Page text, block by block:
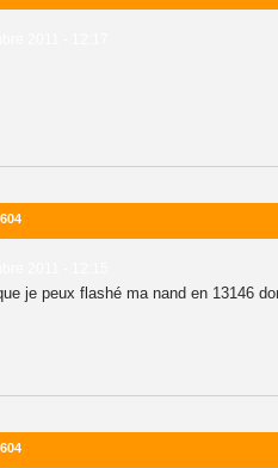
je peux flashé ma nand en 13146